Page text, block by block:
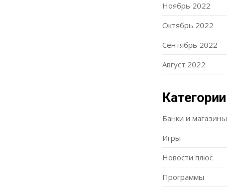
Ноябрь 2022
Октябрь 2022
Сентябрь 2022
Август 2022
Категории
Банки и магазины
Игры
Новости плюс
Программы